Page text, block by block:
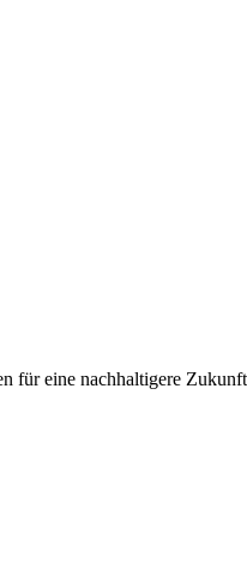
eine nachhaltigere